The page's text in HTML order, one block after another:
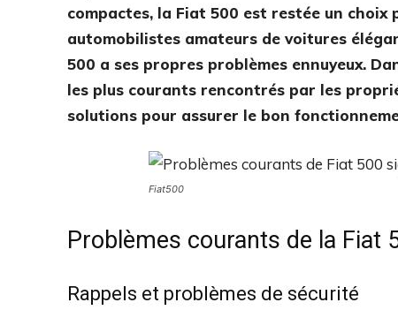
compactes, la Fiat 500 est restée un
automobilistes amateurs de voitures
500 a ses propres problèmes ennuyeux.
les plus courants rencontrés par les
solutions pour assurer le bon
Fiat500
Problèmes courants de la Fiat
Rappels et problèmes de sécurité